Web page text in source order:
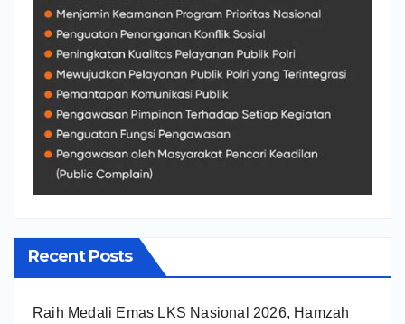
Recent Posts
Raih Medali Emas LKS Nasional 2026, Hamzah